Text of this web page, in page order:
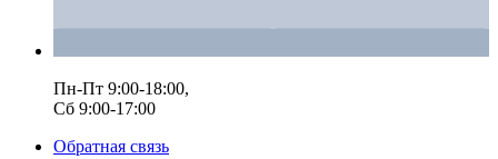
Пн-Пт 9:00-18:00,
Сб 9:00-17:00
Обратная связь